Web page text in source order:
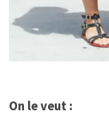
On le veut :